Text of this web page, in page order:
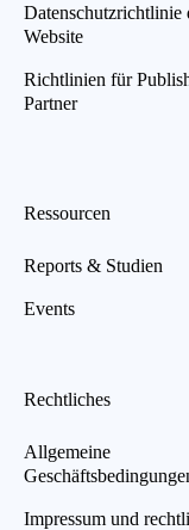
Datenschutzrichtlinie
Website
Richtlinien für
Partner
Ressourcen
Reports & Studien
Events
Rechtliches
Allgemeine
Impressum und